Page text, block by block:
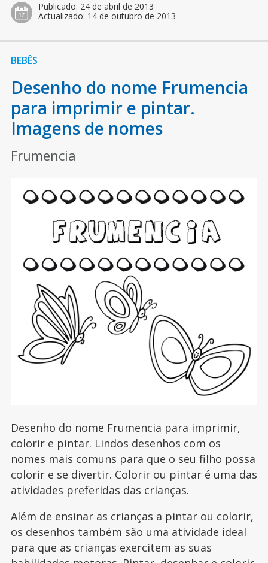
Publicado: 24 de abril de 2013
Actualizado: 14 de outubro de 2013
BEBÊS
Desenho do nome Frumencia
para imprimir e pintar.
Imagens de nomes
Frumencia
Desenho do nome Frumencia para imprimir,
colorir e pintar. Lindos desenhos com os
nomes mais comuns para que o seu filho possa
colorir e se divertir. Colorir ou pintar é uma das
atividades preferidas das crianças.
Além de ensinar as crianças a pintar ou colorir,
os desenhos também são uma atividade ideal
para que as crianças exercitem as suas